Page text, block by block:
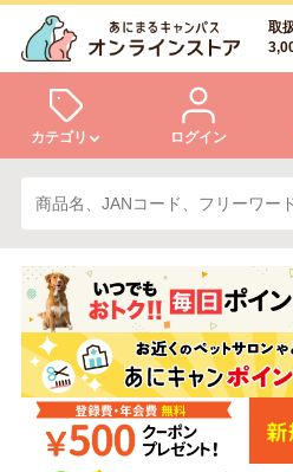
取
カテゴリ
犬
小動物・鳥
ドッグフード
ログイン
ログイン
会員登録
あにまるキャンパスについて
アフターサービス